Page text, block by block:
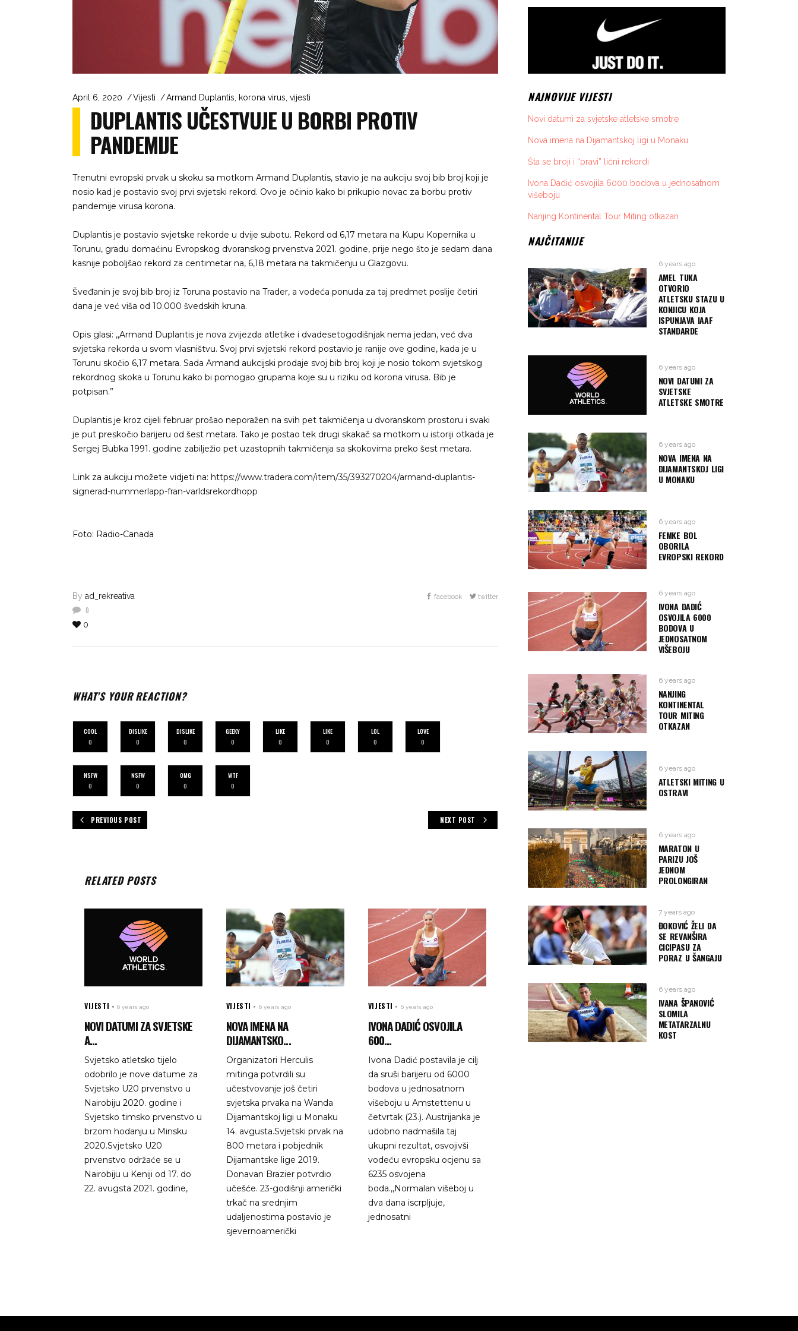
April 6, 2020 Vijesti Armand Duplantis korona virus vijesti
DUPLANTIS UČESTVUJE U BORBI PROTIV
PANDEMIJE
Trenutni evropski prvak u skoku sa motkom Armand Duplantis, stavio je na aukciju svoj bib broj koji je
nosio kad je postavio svoj prvi svjetski rekord. Ovo je očinio kako bi prikupio novac za borbu protiv
pandemije virusa korona.
Duplantis je postavio svjetske rekorde u dvije subotu. Rekord od 6,17 metara na Kupu Kopernika u
Torunu, gradu domaćinu Evropskog dvoranskog prvenstva 2021. godine, prije nego što je sedam dana
kasnije poboljšao rekord za centimetar na, 6,18 metara na takmičenju u Glazgovu.
Šveđanin je svoj bib broj iz Toruna postavio na Trader, a vodeća ponuda za taj predmet poslije četiri
dana je već viša od 10.000 švedskih kruna.
Opis glasi: ,,Armand Duplantis je nova zvijezda atletike i dvadesetogodišnjak nema jedan, već dva
svjetska rekorda u svom vlasništvu. Svoj prvi svjetski rekord postavio je ranije ove godine, kada je u
Torunu skočio 6,17 metara. Sada Armand aukcijski prodaje svoj bib broj koji je nosio tokom svjetskog
rekordnog skoka u Torunu kako bi pomogao grupama koje su u riziku od korona virusa. Bib je
potpisan.”
Duplantis je kroz cijeli februar prošao neporažen na svih pet takmičenja u dvoranskom prostoru i svaki
je put preskočio barijeru od šest metara. Tako je postao tek drugi skakač sa motkom u istoriji otkada je
Sergej Bubka 1991. godine zabilježio pet uzastopnih takmičenja sa skokovima preko šest metara.
Link za aukciju možete vidjeti na: https://www.tradera.com/item/35/393270204/armand-duplantis-
signerad-nummerlapp-fran-varldsrekordhopp
Foto: Radio-Canada
By ad_rekreativa
0
0
facebook twitter
WHAT'S YOUR REACTION?
COOL
0
DISLIKE
0
DISLIKE
0
GEEKY
0
LIKE
0
LIKE
0
LOL
0
LOVE
0
NSFW
0
NSFW
0
OMG
0
WTF
0
PREVIOUS POST NEXT POST
RELATED POSTS
VIJESTI 6 years ago
NOVI DATUMI ZA SVJETSKE
A...
Svjetsko atletsko tijelo
odobrilo je nove datume za
Svjetsko U20 prvenstvo u
Nairobiju 2020. godine i
Svjetsko timsko prvenstvo u
brzom hodanju u Minsku
2020.Svjetsko U20
prvenstvo održaće se u
Nairobiju u Keniji od 17. do
22. avugsta 2021. godine,
VIJESTI 6 years ago
NOVA IMENA NA
DIJAMANTSKO...
Organizatori Herculis
mitinga potvrdili su
učestvovanje još četiri
svjetska prvaka na Wanda
Dijamantskoj ligi u Monaku
14. avgusta.Svjetski prvak na
800 metara i pobjednik
Dijamantske lige 2019.
Donavan Brazier potvrdio
učešće. 23-godišnji američki
trkač na srednjim
udaljenostima postavio je
sjevernoamerički
VIJESTI 6 years ago
IVONA DADIĆ OSVOJILA
600...
Ivona Dadić postavila je cilj
da sruši barijeru od 6000
bodova u jednosatnom
višeboju u Amstettenu u
četvrtak (23.). Austrijanka je
udobno nadmašila taj
ukupni rezultat, osvojivši
vodeću evropsku ocjenu sa
6235 osvojena
boda.,,Normalan višeboj u
dva dana iscrpljuje,
jednosatni
NAJNOVIJE VIJESTI
Novi datumi za svjetske atletske smotre
Nova imena na Dijamantskoj ligi u Monaku
Šta se broji i “pravi” lični rekordi
Ivona Dadić osvojila 6000 bodova u jednosatnom
višeboju
Nanjing Kontinental Tour Miting otkazan
NAJČITANIJE
6 years ago
AMEL TUKA
OTVORIO
ATLETSKU STAZU U
KONJICU KOJA
ISPUNJAVA IAAF
STANDARDE
6 years ago
NOVI DATUMI ZA
SVJETSKE
ATLETSKE SMOTRE
6 years ago
NOVA IMENA NA
DIJAMANTSKOJ LIGI
U MONAKU
6 years ago
FEMKE BOL
OBORILA
EVROPSKI REKORD
6 years ago
IVONA DADIĆ
OSVOJILA 6000
BODOVA U
JEDNOSATNOM
VIŠEBOJU
6 years ago
NANJING
KONTINENTAL
TOUR MITING
OTKAZAN
6 years ago
ATLETSKI MITING U
OSTRAVI
6 years ago
MARATON U
PARIZU JOŠ
JEDNOM
PROLONGIRAN
7 years ago
ĐOKOVIĆ ŽELI DA
SE REVANŠIRA
CICIPASU ZA
PORAZ U ŠANGAJU
6 years ago
IVANA ŠPANOVIĆ
SLOMILA
METATARZALNU
KOST